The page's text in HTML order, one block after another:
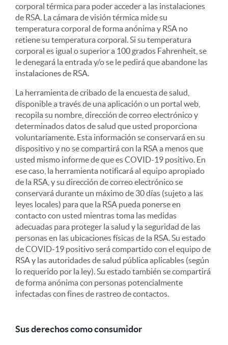
corporal térmica para poder acceder a las instalaciones
de RSA. La cámara de visión térmica mide su
temperatura corporal de forma anónima y RSA no
retiene su temperatura corporal. Si su temperatura
corporal es igual o superior a 100 grados Fahrenheit, se
le denegará la entrada y/o se le pedirá que abandone las
instalaciones de RSA.
La herramienta de cribado de la encuesta de salud,
disponible a través de una aplicación o un portal web,
recopila su nombre, dirección de correo electrónico y
determinados datos de salud que usted proporciona
voluntariamente. Esta información se conservará en su
dispositivo y no se compartirá con la RSA a menos que
usted mismo informe de que es COVID-19 positivo. En
ese caso, la herramienta notificará al equipo apropiado
de la RSA, y su dirección de correo electrónico se
conservará durante un máximo de 30 días (sujeto a las
leyes locales) para que la RSA pueda ponerse en
contacto con usted mientras toma las medidas
adecuadas para proteger la salud y la seguridad de las
personas en las ubicaciones físicas de la RSA. Su estado
de COVID-19 positivo será compartido con el equipo de
RSA y las autoridades de salud pública aplicables (según
lo requerido por la ley). Su estado también se compartirá
de forma anónima con personas potencialmente
infectadas con fines de rastreo de contactos.
Sus derechos como consumidor